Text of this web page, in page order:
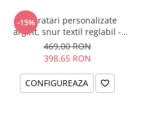
-15%
Set bratari personalizate
argint, snur textil reglabil -
Family
469,00 RON
398,65 RON
CONFIGUREAZA